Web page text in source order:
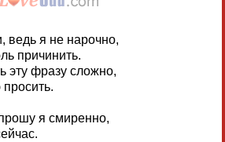
ведь я не нарочно,
причинить.
эту фразу сложно,
я смиренно,